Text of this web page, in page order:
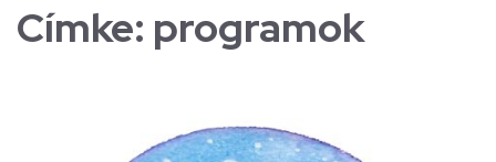
Címke: programok